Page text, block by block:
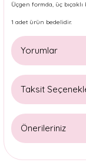
Üçgen formda, üç bıçaklı
1 adet ürün bedelidir.
Yorumlar
Taksit
Önerileriniz
Bu ürünün fiyat